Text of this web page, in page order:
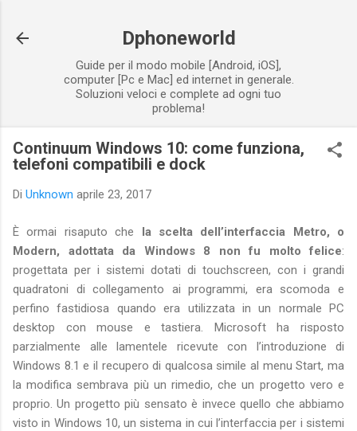
Dphoneworld
Guide per il modo mobile [Android, iOS],
computer [Pc e Mac] ed internet in generale.
Soluzioni veloci e complete ad ogni tuo
problema!
Continuum Windows 10: come funziona,
telefoni compatibili e dock
Di Unknown aprile 23, 2017
È ormai risaputo che la scelta dell’interfaccia Metro, o
Modern, adottata da Windows 8 non fu molto felice:
progettata per i sistemi dotati di touchscreen, con i grandi
quadratoni di collegamento ai programmi, era scomoda e
perfino fastidiosa quando era utilizzata in un normale PC
desktop con mouse e tastiera. Microsoft ha risposto
parzialmente alle lamentele ricevute con l’introduzione di
Windows 8.1 e il recupero di qualcosa simile al menu Start, ma
la modifica sembrava più un rimedio, che un progetto vero e
proprio. Un progetto più sensato è invece quello che abbiamo
visto in Windows 10, un sistema in cui l’interfaccia per i sistemi